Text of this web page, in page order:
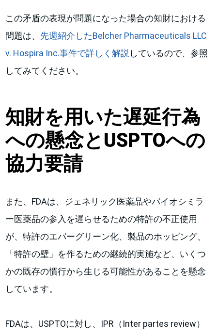
この矛盾の表現が問題になった場合の知財における
問題は、 先週紹介したBelcher Pharmaceuticals LLC
v. Hospira Inc.事件で詳しく解説 しているので、参照
してみてください。
知財を用いた遅延行為
への懸念とUSPTOへの
協力要請
また、FDAは、ジェネリック医薬品やバイオシミラ
ー医薬品の参入を遅らせるための特許の不正使用
が、特許のエバーグリーン化、製品のホッピング、
「特許の壁」を作るための継続的実施など、いくつ
かの既存の慣行から生じる可能性があることを懸念
しています。
FDAは、USPTOに対し、IPR（Inter partes review）